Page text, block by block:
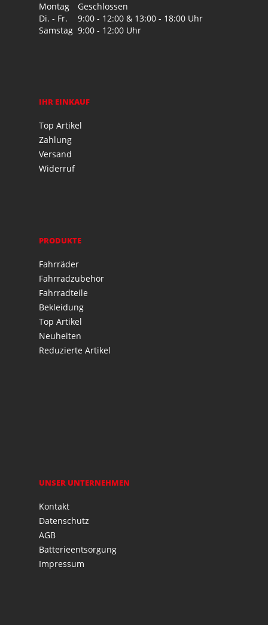
Montag
Geschlossen
Di. - Fr.
9:00 - 12:00 & 13:00 - 18:00 Uhr
Samstag 9:00 - 12:00 Uhr
IHR EINKAUF
Top Artikel
Zahlung
Versand
Widerruf
PRODUKTE
Fahrräder
Fahrradzubehör
Fahrradteile
Bekleidung
Top Artikel
Neuheiten
Reduzierte Artikel
UNSER UNTERNEHMEN
Kontakt
Datenschutz
AGB
Batterieentsorgung
Impressum